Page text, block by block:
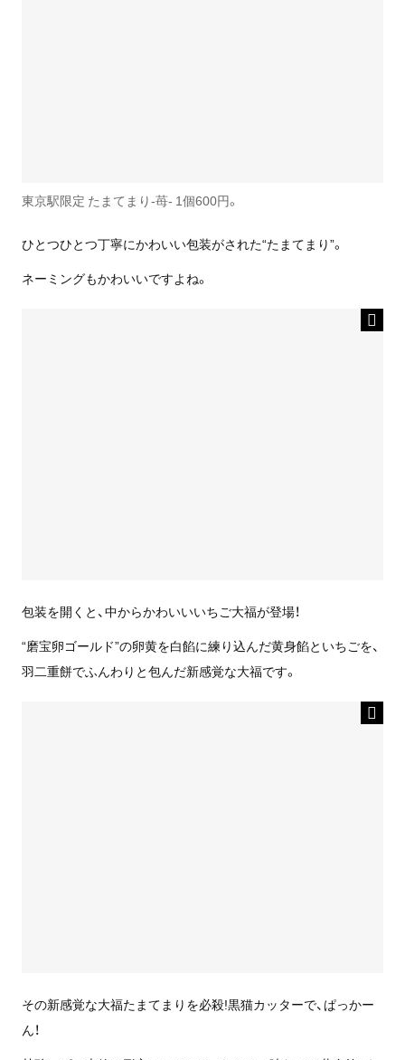
東京駅限定 たまてまり-苺- 1個600円。
ひとつひとつ丁寧にかわいい包装がされた“たまてまり”。
ネーミングもかわいいですよね。
包装を開くと、中からかわいいいちご大福が登場！
“磨宝卵ゴールド”の卵黄を白餡に練り込んだ黄身餡といちごを、
羽二重餅でふんわりと包んだ新感覚な大福です。
その新感覚な大福たまてまりを必殺!黒猫カッターで、ぱっかー
ん！